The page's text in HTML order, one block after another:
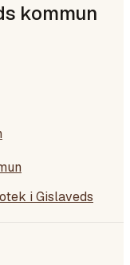
kommun
i Gislaveds